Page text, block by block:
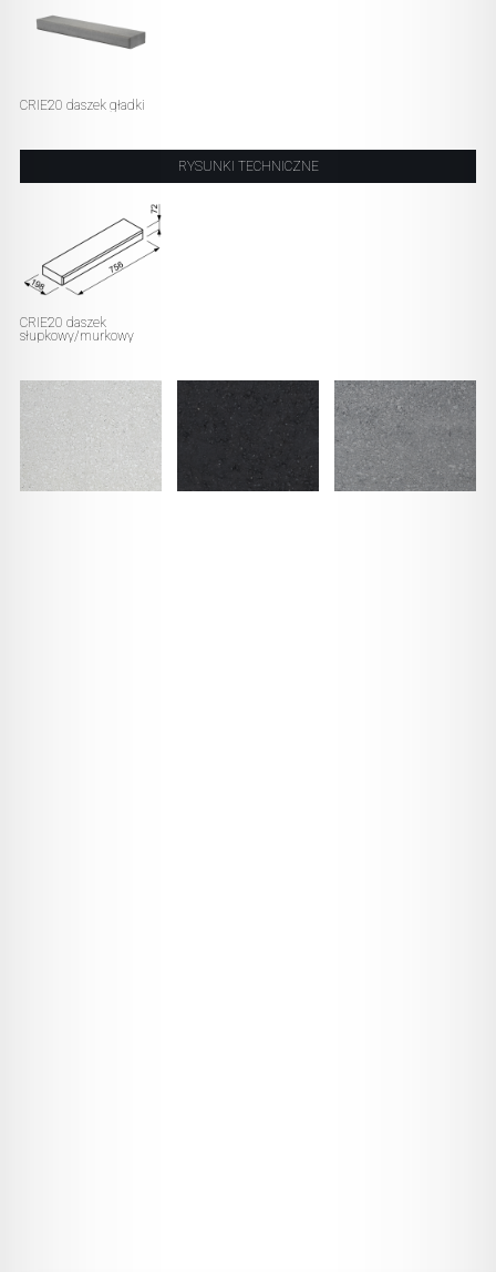
CRIE20 daszek gładki
RYSUNKI TECHNICZNE
CRIE20 daszek
słupkowy/murkowy